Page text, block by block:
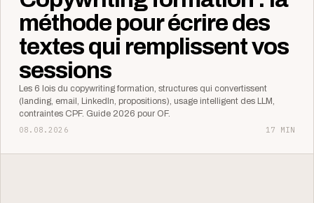
méthode pour écrire des
textes qui remplissent vos
sessions
Les 6 lois du copywriting formation, structures qui convertissent
(landing, email, LinkedIn, propositions), usage intelligent des LLM,
contraintes CPF. Guide 2026 pour OF.
08.08.2026
17 MIN